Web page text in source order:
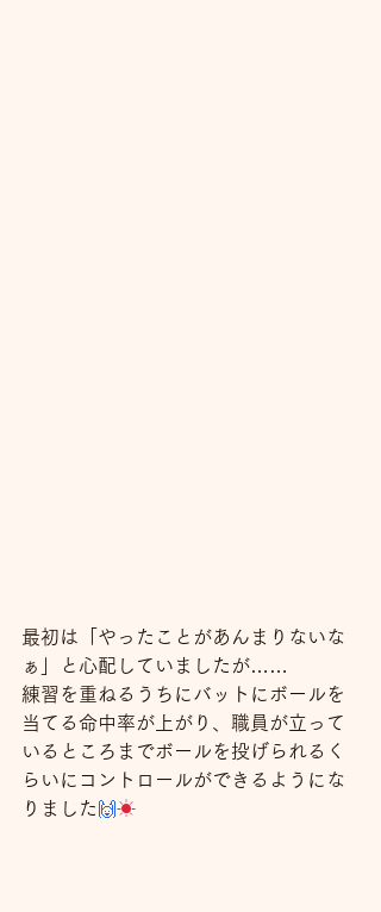
最初は「やったことがあんまりないな
ぁ」と心配していましたが……
練習を重ねるうちにバットにボールを
当てる命中率が上がり、職員が立って
いるところまでボールを投げられるく
らいにコントロールができるようにな
りました 🙌☀